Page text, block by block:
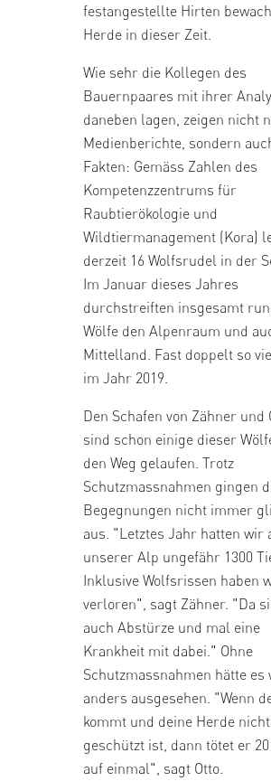
festangestellte Hirten
Herde in dieser Zeit.
Wie sehr die Kollegen des
Bauernpaares mit ihrer
daneben lagen, zeigen nicht
Medienberichte, sondern
Fakten: Gemäss Zahlen des
Kompetenzzentrums für
Raubtierökologie und
Wildtiermanagement (Kora)
derzeit 16 Wolfsrudel in der
Im Januar dieses Jahres
durchstreiften insgesamt
Wölfe den Alpenraum und
Mittelland. Fast doppelt so
im Jahr 2019.
Den Schafen von Zähner und
sind schon einige dieser
den Weg gelaufen. Trotz
Schutzmassnahmen gingen
Begegnungen nicht immer
aus. "Letztes Jahr hatten wir
unserer Alp ungefähr 1300
Inklusive Wolfsrissen haben
verloren", sagt Zähner. "Da
auch Abstürze und mal eine
Krankheit mit dabei." Ohne
Schutzmassnahmen hätte es
anders ausgesehen. "Wenn
kommt und deine Herde nicht
geschützt ist, dann tötet er
auf einmal", sagt Otto.